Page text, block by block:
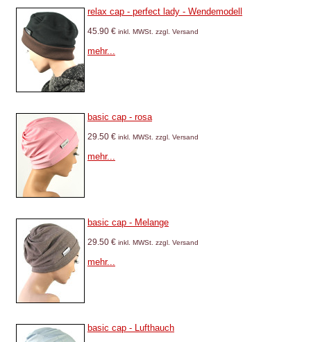
relax cap - perfect lady - Wendemodell
45.90 € inkl. MWSt. zzgl. Versand
mehr...
basic cap - rosa
29.50 € inkl. MWSt. zzgl. Versand
mehr...
basic cap - Melange
29.50 € inkl. MWSt. zzgl. Versand
mehr...
basic cap - Lufthauch